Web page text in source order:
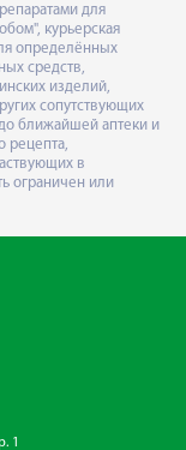
для
курьерская
определённых
средств,
изделий,
сопутствующих
ближайшей аптеки и
рецепта,
в
ограничен или
1